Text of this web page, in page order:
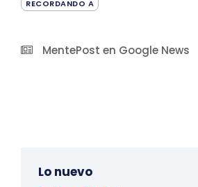
RECORDANDO A
MentePost en Google News
Lo nuevo